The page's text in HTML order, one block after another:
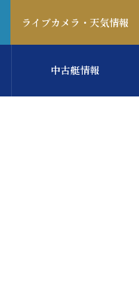
ライブカメラ・ 天気情報
中古艇情報